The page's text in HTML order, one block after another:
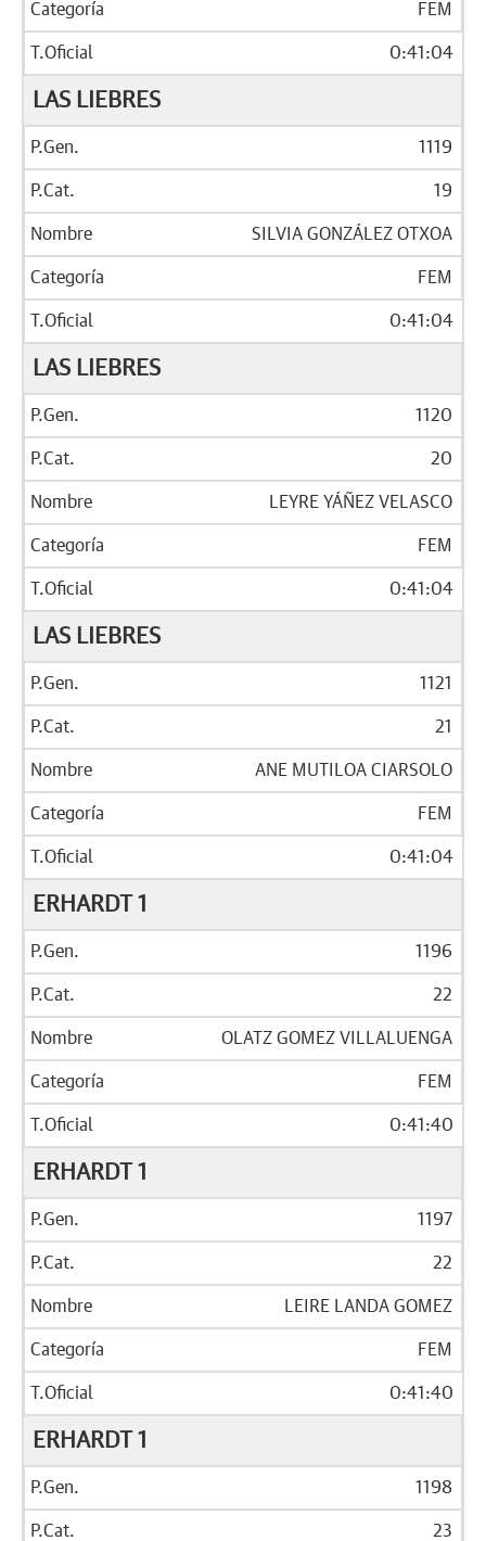
FEM
0:41:04
LAS LIEBRES
1119
19
SILVIA GONZÁLEZ OTXOA
FEM
0:41:04
LAS LIEBRES
1120
20
LEYRE YÁÑEZ VELASCO
FEM
0:41:04
LAS LIEBRES
1121
21
ANE MUTILOA CIARSOLO
FEM
0:41:04
ERHARDT 1
1196
22
OLATZ GOMEZ VILLALUENGA
FEM
0:41:40
ERHARDT 1
1197
22
LEIRE LANDA GOMEZ
FEM
0:41:40
ERHARDT 1
1198
23